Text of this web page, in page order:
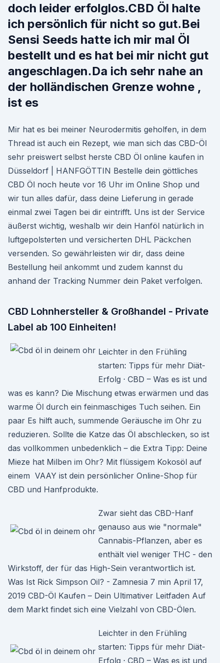
doch leider erfolglos.CBD Öl halte
ich persönlich für nicht so gut.Bei
Sensi Seeds hatte ich mir mal Öl
bestellt und es hat bei mir nicht gut
angeschlagen.Da ich sehr nahe an
der holländischen Grenze wohne ,
ist es
Mir hat es bei meiner Neurodermitis geholfen, in dem
Thread ist auch ein Rezept, wie man sich das CBD-Öl
sehr preiswert selbst herste CBD Öl online kaufen in
Düsseldorf | HANFGÖTTIN Bestelle dein göttliches
CBD Öl noch heute vor 16 Uhr im Online Shop und
wir tun alles dafür, dass deine Lieferung in gerade
einmal zwei Tagen bei dir eintrifft. Uns ist der Service
äußerst wichtig, weshalb wir dein Hanföl natürlich in
luftgepolsterten und versicherten DHL Päckchen
versenden. So gewährleisten wir dir, dass deine
Bestellung heil ankommt und zudem kannst du
anhand der Tracking Nummer dein Paket verfolgen.
CBD Lohnhersteller & Großhandel - Private
Label ab 100 Einheiten!
Leichter in den Frühling
starten: Tipps für mehr Diät-
Erfolg · CBD – Was es ist und
was es kann? Die Mischung etwas erwärmen und das
warme Öl durch ein feinmaschiges Tuch seihen. Ein
paar Es hilft auch, summende Geräusche im Ohr zu
reduzieren. Sollte die Katze das Öl abschlecken, so ist
das vollkommen unbedenklich – die Extra Tipp: Deine
Mieze hat Milben im Ohr? Mit flüssigem Kokosöl auf
einem VAAY ist dein persönlicher Online-Shop für
CBD und Hanfprodukte.
Zwar sieht das CBD-Hanf
genauso aus wie "normale"
Cannabis-Pflanzen, aber es
enthält viel weniger THC - den
Wirkstoff, der für das High-Sein verantwortlich ist.
Was Ist Rick Simpson Oil? - Zamnesia 7 min April 17,
2019 CBD-Öl Kaufen – Dein Ultimativer Leitfaden Auf
dem Markt findet sich eine Vielzahl von CBD-Ölen.
Leichter in den Frühling
starten: Tipps für mehr Diät-
Erfolg · CBD – Was es ist und